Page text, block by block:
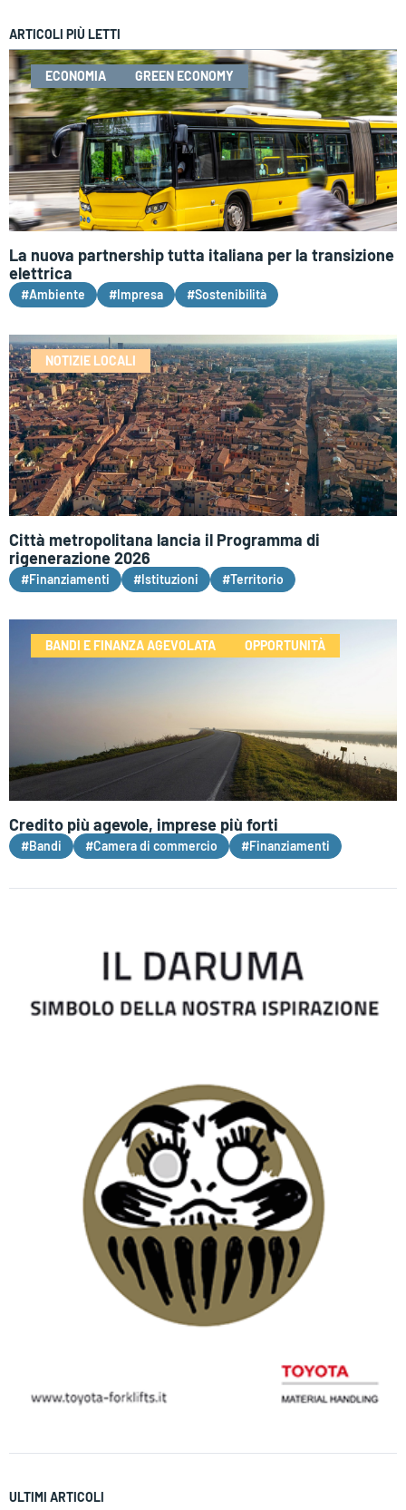
ARTICOLI PIÙ LETTI
ECONOMIA GREEN ECONOMY
La nuova partnership tutta italiana per la transizione
elettrica
#Ambiente #Impresa #Sostenibilità
NOTIZIE LOCALI
Città metropolitana lancia il Programma di
rigenerazione 2026
#Finanziamenti #Istituzioni #Territorio
BANDI E FINANZA AGEVOLATA OPPORTUNITÀ
Credito più agevole, imprese più forti
#Bandi #Camera di commercio #Finanziamenti
ULTIMI ARTICOLI